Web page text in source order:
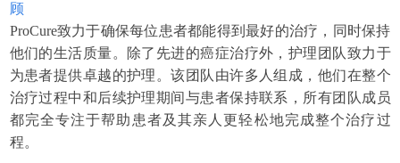
顾
ProCure致力于确保每位患者都能得到最好的治疗，同时保持
他们的生活质量。除了先进的癌症治疗外，护理团队致力于
为患者提供卓越的护理。该团队由许多人组成，他们在整个
治疗过程中和后续护理期间与患者保持联系，所有团队成员
都完全专注于帮助患者及其亲人更轻松地完成整个治疗过
程。